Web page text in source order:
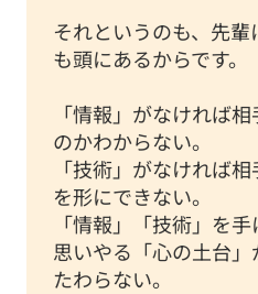
それというのも、先
も頭にあるからです。
「情報」がなければ
のかわからない。
「技術」がなければ
を形にできない。
「情報」「技術」を
思いやる「心の土台
たわらない。